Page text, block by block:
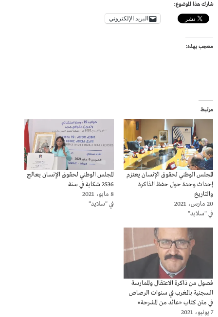
شارك هذا الموضوع:
البريد الإلكتروني
معجب بهذه:
مرتبط
المجلس الوطني لحقوق الإنسان يعتزم
إحداث وحدة حول حفظ الذاكرة
والتاريخ
20 مارس، 2021
في "سلايد"
المجلس الوطني لحقوق الإنسان يعالج
2536 شكاية في سنة
8 مايو، 2021
في "سلايد"
فصول من ذاكرة الاعتقال والممارسة
السجنية بالمغرب في سنوات الرصاص
في متن كتاب «عائد من المشرحة»
7 يونيو، 2021